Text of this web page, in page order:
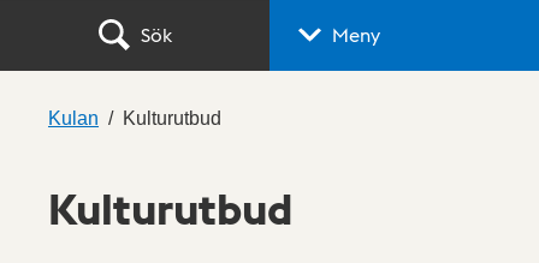
Sök Meny
Kulan Kulturutbud
Kulturutbud